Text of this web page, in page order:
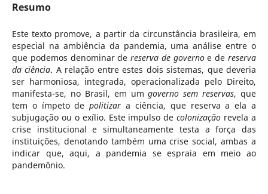
Resumo
Este texto promove, a partir da circunstância brasileira, em
especial na ambiência da pandemia, uma análise entre o
que podemos denominar dereserva de governoe de reserva
da ciência. A relação entre estes dois sistemas, que deveria
ser harmoniosa, integrada, operacionalizada pelo Direito,
manifesta-se, no Brasil, em umgoverno sem reservas, que
tem o ímpeto depolitizara ciência, que reserva a ela a
subjugação ou o exílio. Este impulso decolonização revela a
crise institucional e simultaneamente testa a força das
instituições, denotando também uma crise social, ambas a
indicar que, aqui, a pandemia se espraia em meio ao
pandemônio.